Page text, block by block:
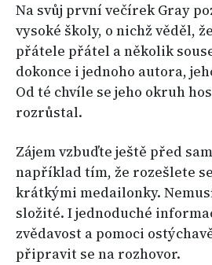
Na svůj první večírek Gray
vysoké školy, o nichž věděl,
přátele přátel a několik
dokonce i jednoho autora,
Od té chvíle se jeho okruh
rozrůstal.
Zájem vzbuďte ještě před
například tím, že rozešlete
krátkými medailonky.
složité. I jednoduché
zvědavost a pomoci
připravit se na rozhovor.